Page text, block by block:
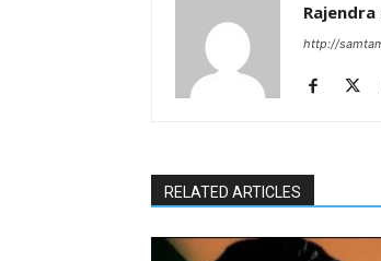
Rajendra
http://
RELATED ARTICLES